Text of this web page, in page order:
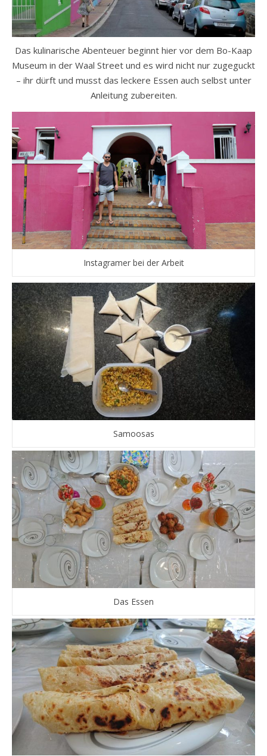
Das kulinarische Abenteuer beginnt hier vor dem Bo-Kaap
Museum in der Waal Street und es wird nicht nur zugeguckt
– ihr dürft und musst das leckere Essen auch selbst unter
Anleitung zubereiten.
Instagramer bei der Arbeit
Samoosas
Das Essen